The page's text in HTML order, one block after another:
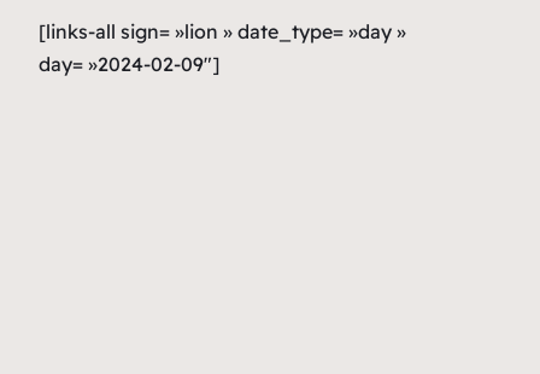
[links-all sign= »lion » date_type= »day »
day= »2024-02-09″]